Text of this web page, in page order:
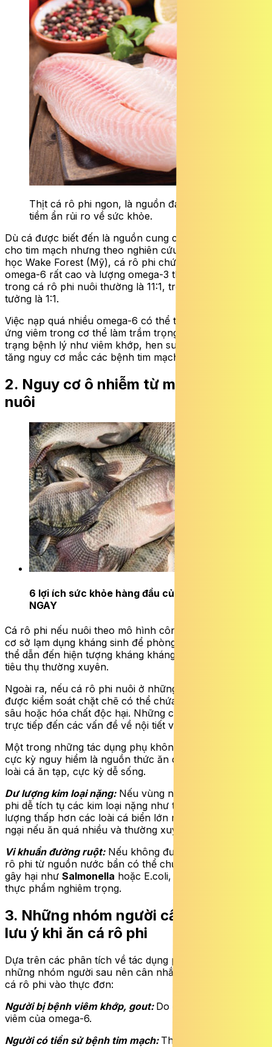
Thịt cá rô phi ngon, là nguồn đạm tốt nhưng
tiềm ẩn rủi ro về sức khỏe.
Dù cá được biết đến là nguồn cung cấp omega-3 tốt
cho tim mạch nhưng theo nghiên cứu từ Trường Y Đại
học Wake Forest (Mỹ), cá rô phi chứa lượng acid béo
omega-6 rất cao và lượng omega-3 thấp.
trong cá rô phi nuôi thường là 11:1, trong khi con số lý
tưởng là 1:1.
Việc nạp quá nhiều omega-6 có thể thúc đẩy các phản
ứng viêm trong cơ thể làm trầm trọng thêm các tình
trạng bệnh lý như viêm khớp, hen suyễn và đặc biệt là
tăng nguy cơ mắc các bệnh tim mạch
2. Nguy cơ ô nhiễm từ môi trường
nuôi
6 lợi ích sức khỏe hàng đầu của cá rô phi
NGAY
Cá rô phi nếu nuôi theo mô hình công nghiệp, một số
cơ sở lạm dụng kháng sinh để phòng bệnh cho cá có
thể dẫn đến hiện tượng kháng kháng sinh ở người khi
tiêu thụ thường xuyên.
Ngoài ra, nếu cá rô phi nuôi ở những khu vực không
được kiểm soát chặt chẽ có thể chứa dư lượng thuốc trừ
sâu hoặc hóa chất độc hại. Những chất này liên quan
trực tiếp đến các vấn đề về nội tiết và
Một trong những tác dụng phụ không trực tiếp nhưng
cực kỳ nguy hiểm là nguồn thức ăn của cá rô phi. Đây là
loài cá ăn tạp, cực kỳ dễ sống.
Dư lượng kim loại nặng:Nếu vùng nuôi ô nhiễm, cá rô
phi dễ tích tụ các kim loại nặng như thủy ngân, tuy hàm
lượng thấp hơn các loài cá biển lớn nhưng vẫn là mối lo
ngại nếu ăn quá nhiều và thường xuyên.
Vi khuẩn đường ruột:Nếu không được chế biến kỹ, cá
rô phi từ nguồn nước bẩn có thể chứa các loại vi khuẩn
gây hại như Salmonella hoặc E.coli, dẫn đến ngộ độc
thực phẩm nghiêm trọng.
3. Những nhóm người cần đặc biệt
lưu ý khi ăn cá rô phi
Dựa trên các phân tích về tác dụng phụ có thể xảy ra,
những nhóm người sau nên cân nhắc kỹ trước khi đưa
cá rô phi vào thực đơn:
Người bị bệnh viêm khớp, gout: Do đặc tính thúc đẩy
viêm của omega-6.
Người có tiền sử bệnh tim mạch: Thay vì ăn cá rô phi,